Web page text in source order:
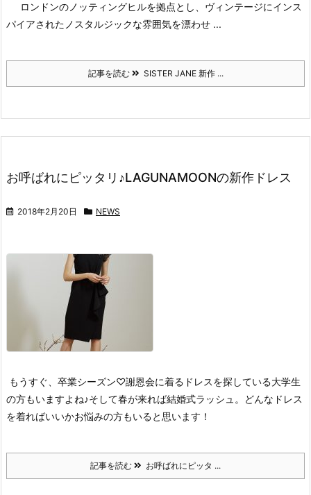
ロンドンのノッティングヒルを拠点とし、 ヴィンテージにインス
パイアされたノスタルジックな雰囲気を漂わせ ...
記事を読む SISTER JANE 新作 ...
お呼ばれにピッタリ♪LAGUNAMOONの新作ドレス
2018年2月20日 NEWS
もうすぐ、卒業シーズン♡謝恩会に着るドレスを探している大学生
の方もいますよね♪そして春が来れば結婚式ラッシュ。
どんなドレス
を着ればいいかお悩みの方もいると思います！
記事を読む お呼ばれにピッタ ...